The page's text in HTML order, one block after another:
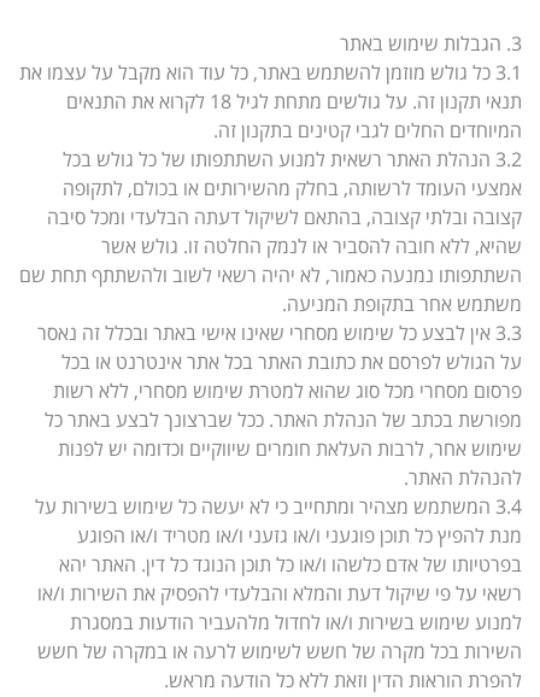
3. הגבלות שימוש באתר
3.1 כל גולש מוזמן להשתמש באתר, כל עוד הוא מקבל על עצמו את
תנאי תקנון זה. על גולשים מתחת לגיל 18 לקרוא את התנאים
המיוחדים החלים לגבי קטינים בתקנון זה.
3.2 הנהלת האתר רשאית למנוע השתתפותו של כל גולש בכל
אמצעי העומד לרשותה, בחלק מהשירותים או בכולם, לתקופה
קצובה ובלתי קצובה, בהתאם לשיקול דעתה הבלעדי ומכל סיבה
שהיא, ללא חובה להסביר או לנמק החלטה זו. גולש אשר
השתתפותו נמנעה כאמור, לא יהיה רשאי לשוב ולהשתתף תחת שם
משתמש אחר בתקופת המניעה.
3.3 אין לבצע כל שימוש מסחרי שאינו אישי באתר ובכלל זה נאסר
על הגולש לפרסם את כתובת האתר בכל אתר אינטרנט או בכל
פרסום מסחרי מכל סוג שהוא למטרת שימוש מסחרי, ללא רשות
מפורשת בכתב של הנהלת האתר. ככל שברצונך לבצע באתר כל
שימוש אחר, לרבות העלאת חומרים שיווקיים וכדומה יש לפנות
להנהלת האתר.
3.4 המשתמש מצהיר ומתחייב כי לא יעשה כל שימוש בשירות על
מנת להפיץ כל תוכן פוגעני ו/או גזעני ו/או מטריד ו/או הפוגע
בפרטיותו של אדם כלשהו ו/או כל תוכן הנוגד כל דין. האתר יהא
רשאי על פי שיקול דעת והמלא והבלעדי להפסיק את השירות ו/או
למנוע שימוש בשירות ו/או לחדול מלהעביר הודעות במסגרת
השירות בכל מקרה של חשש לשימוש לרעה או במקרה של חשש
להפרת הוראות הדין וזאת ללא כל הודעה מראש.